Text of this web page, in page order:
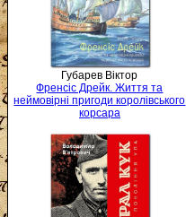
Губарев Віктор
Френсіс Дрейк. Життя та
неймовірні пригоди королівського
корсара